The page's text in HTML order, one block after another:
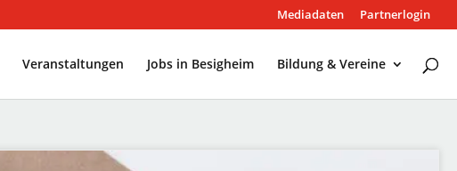
Mediadaten Partnerlogin
Veranstaltungen Jobs in Besigheim Bildung & Vereine